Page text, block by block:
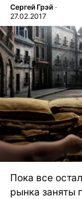
Сергей Грэй ∙
27.02.2017
Пока все
рынка заняты